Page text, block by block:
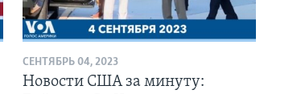
СЕНТЯБРЬ 04, 2023
Новости США за минуту: